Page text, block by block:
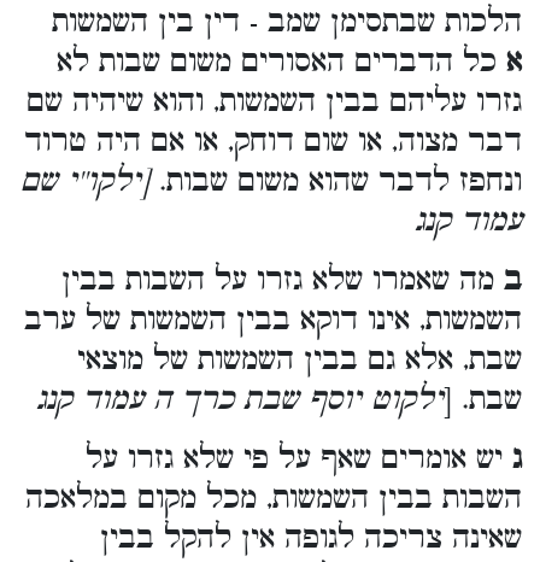
הלכות שבתסימן שמב - דין בין השמשות
א כל הדברים האסורים משום שבות לא
גזרו עליהם בבין השמשות, והוא שיהיה שם
דבר מצוה, או שום דוחק, או אם היה טרוד
ונחפז לדבר שהוא משום שבות.[ילקו''י שם
עמוד קנג
ב מה שאמרו שלא גזרו על השבות בבין
השמשות, אינו דוקא בבין השמשות של ערב
שבת, אלא גם בבין השמשות של מוצאי
שבת. [ילקוט יוסף שבת כרך ה עמוד קנג
ג יש אומרים שאף על פי שלא גזרו על
השבות בבין השמשות, מכל מקום במלאכה
שאינה צריכה לגופה אין להקל בבין